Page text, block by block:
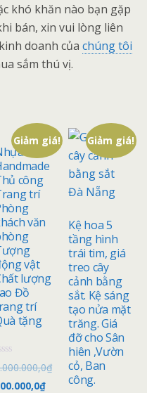
khó khăn nào bạn gặp
bán, xin vui lòng liên
doanh của chúng tôi
sắm thú vị.
Giảm giá!
Voi
công
trí
văn
vật
lượng
Đồ
trí
tặng
₫
₫
Giảm giá!
Kệ hoa 5
tầng hình
trái tim, giá
treo cây
cảnh bằng
sắt. Kệ sáng
tạo nửa mặt
trăng. Giá
đỡ cho Sân
hiên ,Vườn
cỏ, Ban
công.